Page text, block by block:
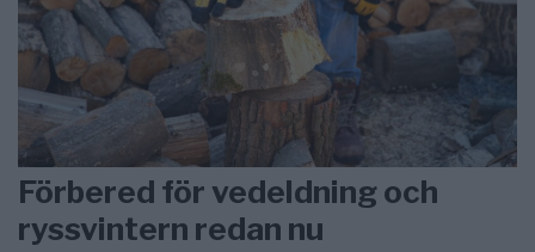
Förbered för vedeldning och
ryssvintern redan nu